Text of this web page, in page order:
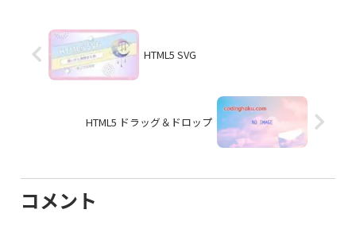
HTML5 SVG
HTML5 ドラッグ＆ドロップ
コメント